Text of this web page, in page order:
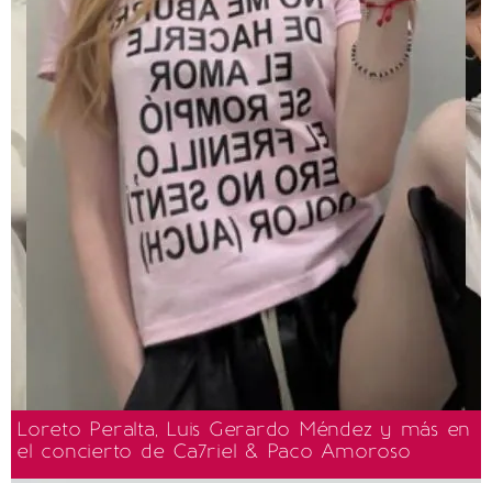
Loreto Peralta, Luis Gerardo Méndez y más en
el concierto de Ca7riel & Paco Amoroso